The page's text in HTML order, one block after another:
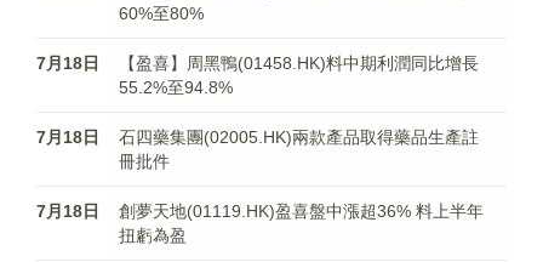
60%至80%
7月18日
【盈喜】周黑鴨(01458.HK)料中期利潤同比增長
55.2%至94.8%
7月18日
石四藥集團(02005.HK)兩款產品取得藥品生產註
冊批件
7月18日
創夢天地(01119.HK)盈喜盤中漲超36% 料上半年
扭虧為盈